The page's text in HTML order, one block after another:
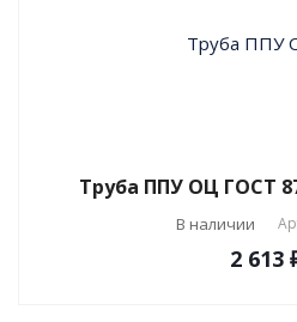
Труба ППУ ОЦ ГОСТ
В наличии
2 613